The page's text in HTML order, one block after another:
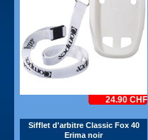
24.90 CHF
Sifflet d'arbitre Classic Fox 40
Erima noir